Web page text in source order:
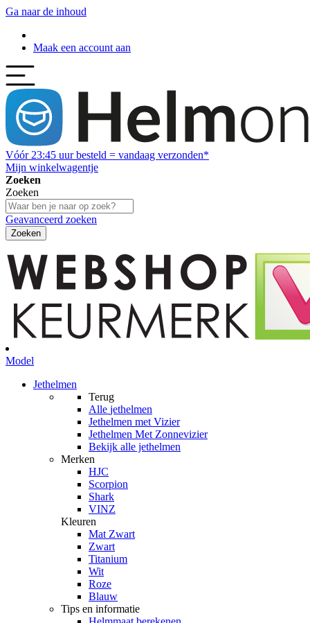
Ga naar de inhoud
Maak een account aan
Vóór 23:45 uur besteld = vandaag verzonden*
Mijn winkelwagentje
Zoeken
Zoeken
Geavanceerd zoeken
Zoeken
Model
Jethelmen
Terug
Alle jethelmen
Jethelmen met Vizier
Jethelmen Met Zonnevizier
Bekijk alle jethelmen
Merken
HJC
Scorpion
Shark
VINZ
Kleuren
Mat Zwart
Zwart
Titanium
Wit
Roze
Blauw
Tips en informatie